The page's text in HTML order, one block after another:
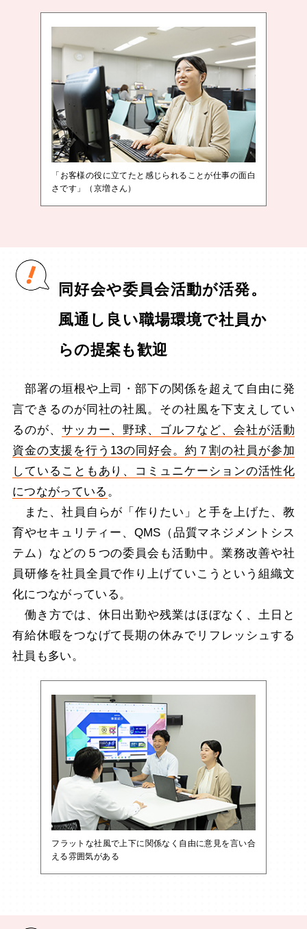
「お客様の役に立てたと感じられることが仕事の面白
さです」（京増さん）
同好会や委員会活動が活発。
風通し良い職場環境で社員か
らの提案も歓迎
部署の垣根や上司・部下の関係を超えて自由に発
言できるのが同社の社風。その社風を下支えしてい
るのが、 サッカー、野球、ゴルフなど、会社が活動
資金の支援を行う13の同好会。約７割の社員が参加
していることもあり、コミュニケーションの活性化
につながっている 。
また、社員自らが「作りたい」と手を上げた、教
育やセキュリティー、QMS（品質マネジメントシス
テム）などの５つの委員会も活動中。業務改善や社
員研修を社員全員で作り上げていこうという組織文
化につながっている。
働き方では、休日出勤や残業はほぼなく、土日と
有給休暇をつなげて長期の休みでリフレッシュする
社員も多い。
フラットな社風で上下に関係なく自由に意見を言い合
える雰囲気がある